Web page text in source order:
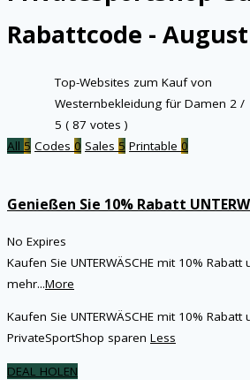
Rabattcode -
Top-Websites zum Kauf von
Westernbekleidung für Damen 2/
5 ( 87 votes )
All 5 Codes 0 Sales 5 Printable 0
Genießen Sie 10% Rabatt
No Expires
Kaufen Sie UNTERWÄSCHE mit 10%
mehr...More
Kaufen Sie UNTERWÄSCHE mit 10%
PrivateSportShop sparen Less
DEAL HOLEN